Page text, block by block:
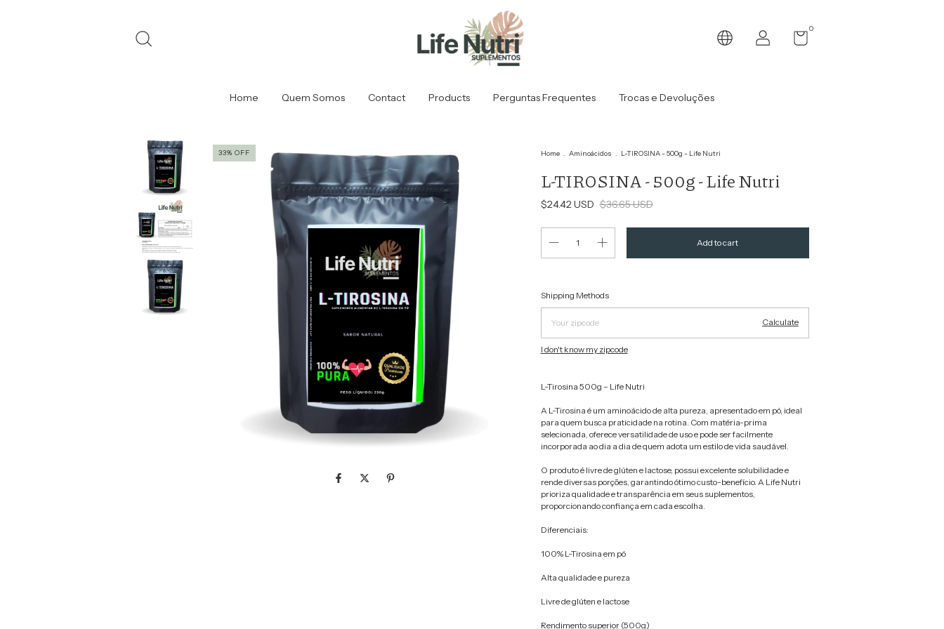
0
Home Quem Somos Contact Products Perguntas Frequentes Trocas e Devoluções
33% OFF Home . Aminoácidos . L-TIROSINA - 500g - Life Nutri
L-TIROSINA - 500g - Life Nutri
$24.42 USD $36.65 USD
Shipping for zipcode:
Shipping Methods
Calculate
I don't know my zipcode
L-Tirosina 500g – Life Nutri
A L-Tirosina é um aminoácido de alta pureza, apresentado em pó, ideal
para quem busca praticidade na rotina. Com matéria-prima
selecionada, oferece versatilidade de uso e pode ser facilmente
incorporada ao dia a dia de quem adota um estilo de vida saudável.
O produto é livre de glúten e lactose, possui excelente solubilidade e
rende diversas porções, garantindo ótimo custo-benefício. A Life Nutri
prioriza qualidade e transparência em seus suplementos,
proporcionando confiança em cada escolha.
Diferenciais:
100% L-Tirosina em pó
Alta qualidade e pureza
Livre de glúten e lactose
Rendimento superior (500g)